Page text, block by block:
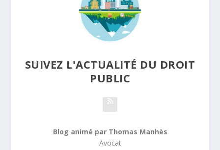
SUIVEZ L'ACTUALITÉ DU DROIT
PUBLIC
Blog animé par Thomas Manhès
Avocat